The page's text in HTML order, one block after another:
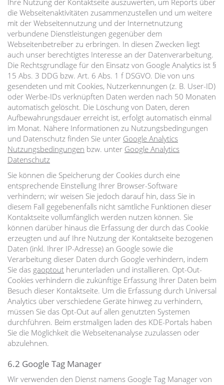
Ihre Nutzung der Kontaktseite auszuwerten, um Reports über
die Webseitenaktivitäten zusammenzustellen und um weitere
mit der Webseitennutzung und der Internetnutzung
verbundene Dienstleistungen gegenüber dem
Webseitenbetreiber zu erbringen. In diesen Zwecken liegt
auch unser berechtigtes Interesse an der Datenverarbeitung.
Die Rechtsgrundlage für den Einsatz von Google Analytics ist §
15 Abs. 3 DDG bzw. Art. 6 Abs. 1 f DSGVO. Die von uns
gesendeten und mit Cookies, Nutzerkennungen (z. B. User-ID)
oder Werbe-IDs verknüpften Daten werden nach 50 Monaten
automatisch gelöscht. Die Löschung von Daten, deren
Aufbewahrungsdauer erreicht ist, erfolgt automatisch einmal
im Monat. Nähere Informationen zu Nutzungsbedingungen
und Datenschutz finden Sie unter Google Analytics
Nutzungsbedingungen bzw. unter Google Analytics
Datenschutz
Sie können die Speicherung der Cookies durch eine
entsprechende Einstellung Ihrer Browser-Software
verhindern; wir weisen Sie jedoch darauf hin, dass Sie in
diesem Fall gegebenenfalls nicht sämtliche Funktionen dieser
Kontaktseite vollumfänglich werden nutzen können. Sie
können darüber hinaus die Erfassung der durch das Cookie
erzeugten und auf Ihre Nutzung der Kontaktseite bezogenen
Daten (inkl. Ihrer IP-Adresse) an Google sowie die
Verarbeitung dieser Daten durch Google verhindern, indem
Sie das gaoptout herunterladen und installieren. Opt-Out-
Cookies verhindern die zukünftige Erfassung Ihrer Daten beim
Besuch dieser Kontaktseite. Um die Erfassung durch Universal
Analytics über verschiedene Geräte hinweg zu verhindern,
müssen Sie das Opt-Out auf allen genutzten Systemen
durchführen. Beim erstmaligen laden des KDE-Portals haben
Sie die Möglichkeit die Webseitenanalyse zuzulassen oder
abzulehnen.
6.2 Google Tag Manager
Wir verwenden den Dienst namens Google Tag Manager von